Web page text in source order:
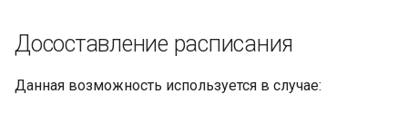
Досоставление расписания
Данная возможность используется в случае: